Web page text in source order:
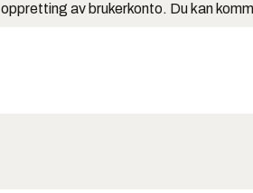
oppretting av brukerkonto. Du kan